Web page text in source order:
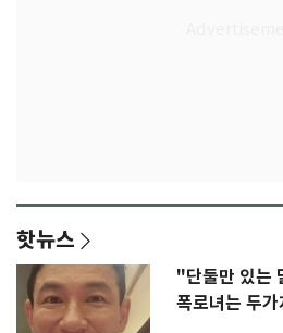
핫뉴스
"단둘만 있는
폭로녀는 두